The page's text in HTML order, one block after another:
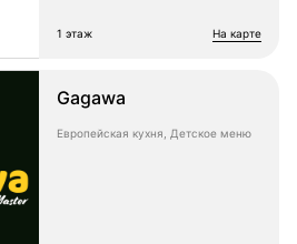
1 этаж на карте
Gagawa
Европейская кухня, Детское меню